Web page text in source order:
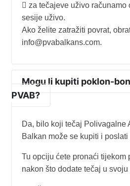
 za tečajeve uživo računamo
sesije uživo.
Ako želite zatražiti povrat,
info@pvabalkans.com.
Mogu li kupiti poklon-
PVAB?
Da, bilo koji tečaj Polivagalne
Balkan može se kupiti i
Tu opciju ćete pronaći tijekom
nakon što dodate tečaj u svoju